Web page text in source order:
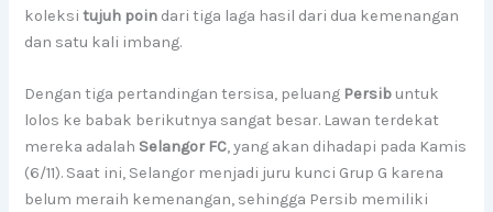
koleksitujuh poin dari tiga laga hasil dari dua kemenangan
dan satu kali imbang.
Dengan tiga pertandingan tersisa, peluang Persib untuk
lolos ke babak berikutnya sangat besar. Lawan terdekat
mereka adalah Selangor FC, yang akan dihadapi pada Kamis
(6/11). Saat ini, Selangor menjadi juru kunci Grup G karena
belum meraih kemenangan, sehingga Persib memiliki